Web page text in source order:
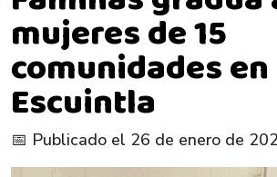
mujeres de 15
comunidades en
Escuintla
📅 Publicado el 26 de enero de